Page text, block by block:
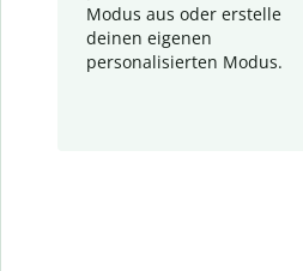
Modus aus oder erstelle
deinen eigenen
personalisierten Modus.